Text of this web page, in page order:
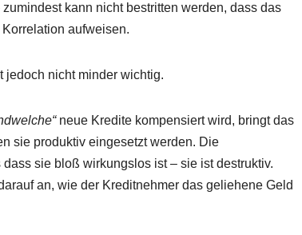
kann nicht bestritten werden, dass das
aufweisen.
jedoch nicht minder wichtig.
neue Kredite kompensiert wird, bringt das
sie produktiv eingesetzt werden. Die
sie bloß wirkungslos ist – sie ist destruktiv.
an, wie der Kreditnehmer das geliehene Geld